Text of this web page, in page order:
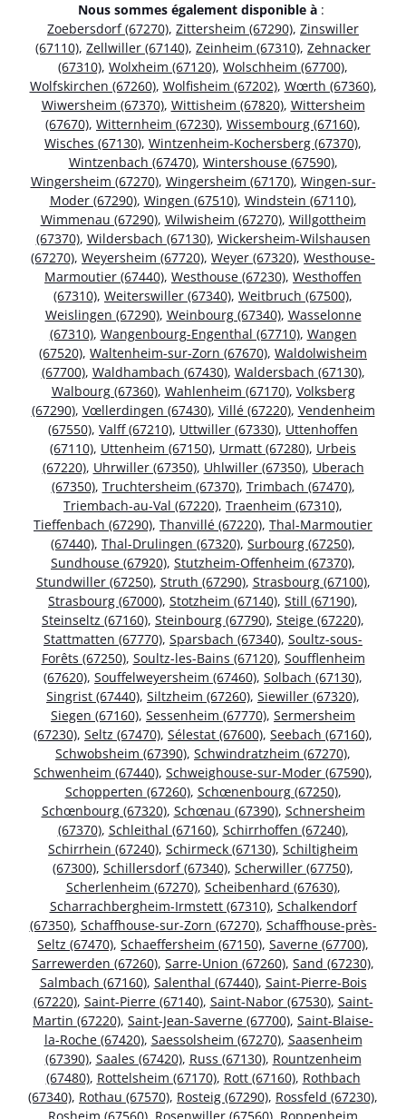
Nous sommes également disponible à :
Zoebersdorf (67270), Zittersheim (67290), Zinswiller
(67110), Zellwiller (67140), Zeinheim (67310), Zehnacker
(67310), Wolxheim (67120), Wolschheim (67700),
Wolfskirchen (67260), Wolfisheim (67202), Wœrth (67360),
Wiwersheim (67370), Wittisheim (67820), Wittersheim
(67670), Witternheim (67230), Wissembourg (67160),
Wisches (67130), Wintzenheim-Kochersberg (67370),
Wintzenbach (67470), Wintershouse (67590),
Wingersheim (67270), Wingersheim (67170), Wingen-sur-
Moder (67290), Wingen (67510), Windstein (67110),
Wimmenau (67290), Wilwisheim (67270), Willgottheim
(67370), Wildersbach (67130), Wickersheim-Wilshausen
(67270), Weyersheim (67720), Weyer (67320), Westhouse-
Marmoutier (67440), Westhouse (67230), Westhoffen
(67310), Weiterswiller (67340), Weitbruch (67500),
Weislingen (67290), Weinbourg (67340), Wasselonne
(67310), Wangenbourg-Engenthal (67710), Wangen
(67520), Waltenheim-sur-Zorn (67670), Waldolwisheim
(67700), Waldhambach (67430), Waldersbach (67130),
Walbourg (67360), Wahlenheim (67170), Volksberg
(67290), Vœllerdingen (67430), Villé (67220), Vendenheim
(67550), Valff (67210), Uttwiller (67330), Uttenhoffen
(67110), Uttenheim (67150), Urmatt (67280), Urbeis
(67220), Uhrwiller (67350), Uhlwiller (67350), Uberach
(67350), Truchtersheim (67370), Trimbach (67470),
Triembach-au-Val (67220), Traenheim (67310),
Tieffenbach (67290), Thanvillé (67220), Thal-Marmoutier
(67440), Thal-Drulingen (67320), Surbourg (67250),
Sundhouse (67920), Stutzheim-Offenheim (67370),
Stundwiller (67250), Struth (67290), Strasbourg (67100),
Strasbourg (67000), Stotzheim (67140), Still (67190),
Steinseltz (67160), Steinbourg (67790), Steige (67220),
Stattmatten (67770), Sparsbach (67340), Soultz-sous-
Forêts (67250), Soultz-les-Bains (67120), Soufflenheim
(67620), Souffelweyersheim (67460), Solbach (67130),
Singrist (67440), Siltzheim (67260), Siewiller (67320),
Siegen (67160), Sessenheim (67770), Sermersheim
(67230), Seltz (67470), Sélestat (67600), Seebach (67160),
Schwobsheim (67390), Schwindratzheim (67270),
Schwenheim (67440), Schweighouse-sur-Moder (67590),
Schopperten (67260), Schœnenbourg (67250),
Schœnbourg (67320), Schœnau (67390), Schnersheim
(67370), Schleithal (67160), Schirrhoffen (67240),
Schirrhein (67240), Schirmeck (67130), Schiltigheim
(67300), Schillersdorf (67340), Scherwiller (67750),
Scherlenheim (67270), Scheibenhard (67630),
Scharrachbergheim-Irmstett (67310), Schalkendorf
(67350), Schaffhouse-sur-Zorn (67270), Schaffhouse-près-
Seltz (67470), Schaeffersheim (67150), Saverne (67700),
Sarrewerden (67260), Sarre-Union (67260), Sand (67230),
Salmbach (67160), Salenthal (67440), Saint-Pierre-Bois
(67220), Saint-Pierre (67140), Saint-Nabor (67530), Saint-
Martin (67220), Saint-Jean-Saverne (67700), Saint-Blaise-
la-Roche (67420), Saessolsheim (67270), Saasenheim
(67390), Saales (67420), Russ (67130), Rountzenheim
(67480), Rottelsheim (67170), Rott (67160), Rothbach
(67340), Rothau (67570), Rosteig (67290), Rossfeld (67230),